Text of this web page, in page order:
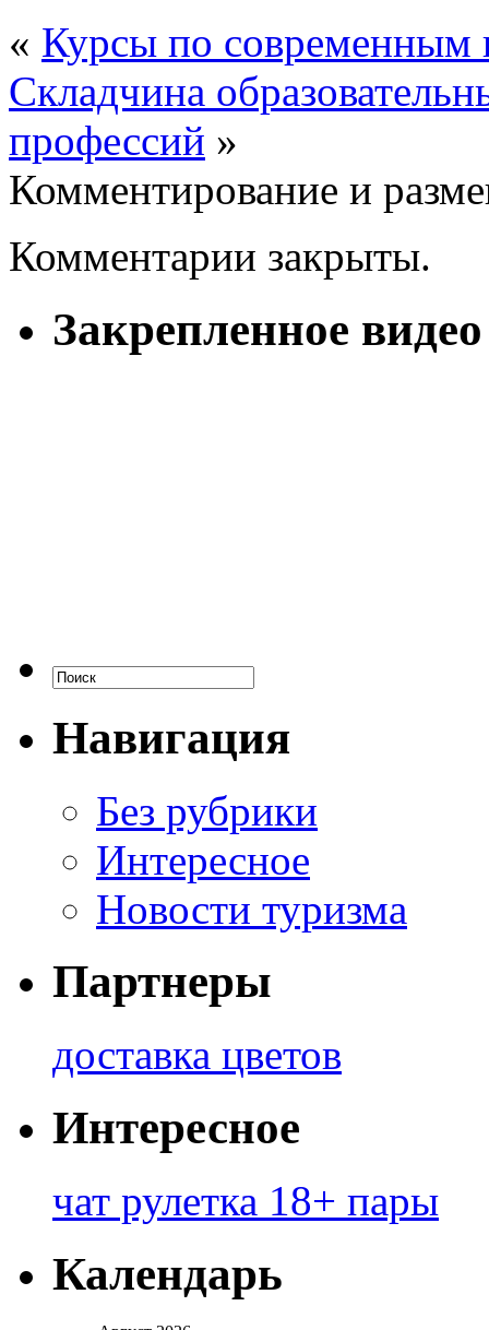
« Курсы по современным
Складчина
профессий »
Комментирование и
Комментарии закрыты.
Закрепленное видео
Навигация
Без рубрики
Интересное
Новости туризма
Партнеры
доставка цветов
Интересное
чат рулетка 18+ пары
Календарь